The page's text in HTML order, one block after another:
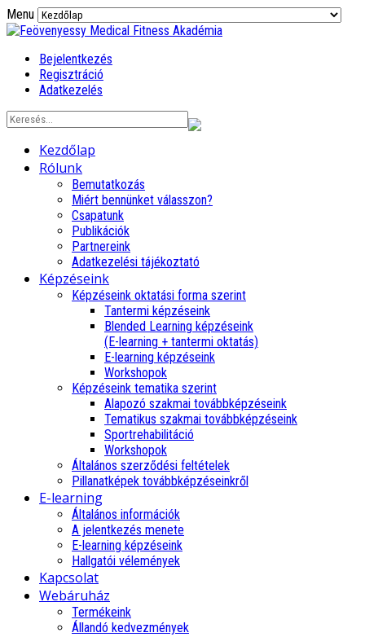
Menu
Bejelentkezés
Regisztráció
Adatkezelés
Kezdőlap
Rólunk
Bemutatkozás
Miért bennünket válasszon?
Csapatunk
Publikációk
Partnereink
Adatkezelési tájékoztató
Képzéseink
Képzéseink oktatási forma szerint
Tantermi képzéseink
Blended Learning képzéseink
(E-learning + tantermi oktatás)
E-learning képzéseink
Workshopok
Képzéseink tematika szerint
Alapozó szakmai továbbképzéseink
Tematikus szakmai továbbképzéseink
Sportrehabilitáció
Workshopok
Általános szerződési feltételek
Pillanatképek továbbképzéseinkről
E-learning
Általános információk
A jelentkezés menete
E-learning képzéseink
Hallgatói vélemények
Kapcsolat
Webáruház
Termékeink
Állandó kedvezmények